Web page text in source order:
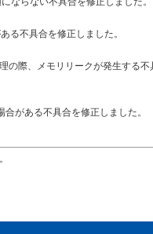
る不具合を修正しました。
の際、メモリリークが発生する不
がある不具合を修正しました。